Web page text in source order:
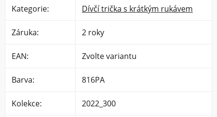
Kategorie: Dívčí trička s krátkým rukávem
Záruka: 2 roky
EAN: Zvolte variantu
Barva: 816PA
Kolekce: 2022_300